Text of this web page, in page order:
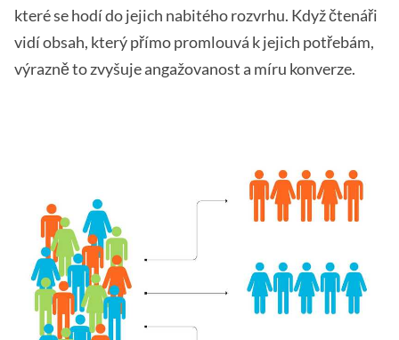
které se hodí do jejich nabitého rozvrhu. Když čtenáři
vidí obsah, který přímo promlouvá k jejich potřebám,
výrazně to zvyšuje angažovanost a míru konverze.